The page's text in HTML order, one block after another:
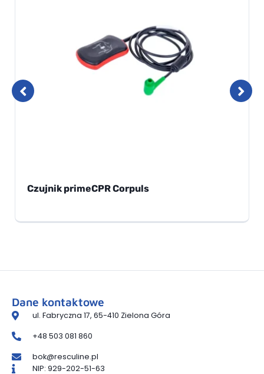
Czujnik primeCPR Corpuls
Dane kontaktowe
ul. Fabryczna 17, 65-410 Zielona Góra
+48 503 081 860
bok@resculine.pl
NIP: 929-202-51-63